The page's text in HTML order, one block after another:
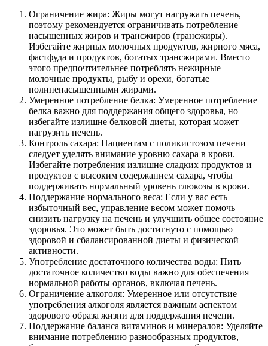
Ограничение жира: Жиры могут нагружать печень,
поэтому рекомендуется ограничивать потребление
насыщенных жиров и трансжиров (трансжиры).
Избегайте жирных молочных продуктов, жирного мяса,
фастфуда и продуктов, богатых трансжирами. Вместо
этого предпочтительнее потреблять нежирные
молочные продукты, рыбу и орехи, богатые
полиненасыщенными жирами.
Умеренное потребление белка: Умеренное потребление
белка важно для поддержания общего здоровья, но
избегайте излишне белковой диеты, которая может
нагрузить печень.
Контроль сахара: Пациентам с поликистозом печени
следует уделять внимание уровню сахара в крови.
Избегайте потребления излишне сладких продуктов и
продуктов с высоким содержанием сахара, чтобы
поддерживать нормальный уровень глюкозы в крови.
Поддержание нормального веса: Если у вас есть
избыточный вес, управление весом может помочь
снизить нагрузку на печень и улучшить общее состояние
здоровья. Это может быть достигнуто с помощью
здоровой и сбалансированной диеты и физической
активности.
Употребление достаточного количества воды: Пить
достаточное количество воды важно для обеспечения
нормальной работы органов, включая печень.
Ограничение алкоголя: Умеренное или отсутствие
употребления алкоголя является важным аспектом
здорового образа жизни для поддержания печени.
Поддержание баланса витаминов и минералов: Уделяйте
внимание потреблению разнообразных продуктов,